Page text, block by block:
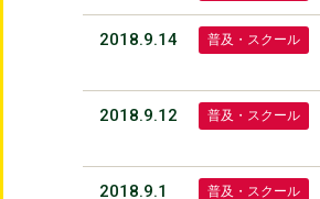
2018.9.14 普及・スクール
2018.9.12 普及・スクール
2018.9.1 普及・スクール